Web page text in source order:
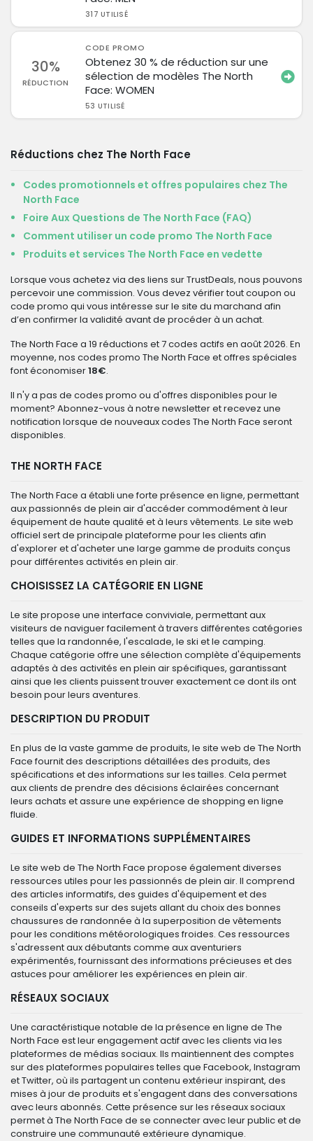
317 UTILISÉ
30%
RÉDUCTION
CODE PROMO
Obtenez 30 % de réduction sur une
sélection de modèles The North
Face: WOMEN
53 UTILISÉ
Réductions chez The North Face
Codes promotionnels et offres populaires chez The
North Face
Foire Aux Questions de The North Face (FAQ)
Comment utiliser un code promo The North Face
Produits et services The North Face en vedette
Lorsque vous achetez via des liens sur TrustDeals, nous pouvons
percevoir une commission. Vous devez vérifier tout coupon ou
code promo qui vous intéresse sur le site du marchand afin
d’en confirmer la validité avant de procéder à un achat.
The North Face a 19 réductions et 7 codes actifs en août 2026. En
moyenne, nos codes promo The North Face et offres spéciales
font économiser18€.
Il n'y a pas de codes promo ou d'offres disponibles pour le
moment? Abonnez-vous à notre newsletter et recevez une
notification lorsque de nouveaux codes The North Face seront
disponibles.
THE NORTH FACE
The North Face a établi une forte présence en ligne, permettant
aux passionnés de plein air d'accéder commodément à leur
équipement de haute qualité et à leurs vêtements. Le site web
officiel sert de principale plateforme pour les clients afin
d'explorer et d'acheter une large gamme de produits conçus
pour différentes activités en plein air.
CHOISISSEZ LA CATÉGORIE EN LIGNE
Le site propose une interface conviviale, permettant aux
visiteurs de naviguer facilement à travers différentes catégories
telles que la randonnée, l'escalade, le ski et le camping.
Chaque catégorie offre une sélection complète d'équipements
adaptés à des activités en plein air spécifiques, garantissant
ainsi que les clients puissent trouver exactement ce dont ils ont
besoin pour leurs aventures.
DESCRIPTION DU PRODUIT
En plus de la vaste gamme de produits, le site web de The North
Face fournit des descriptions détaillées des produits, des
spécifications et des informations sur les tailles. Cela permet
aux clients de prendre des décisions éclairées concernant
leurs achats et assure une expérience de shopping en ligne
fluide.
GUIDES ET INFORMATIONS SUPPLÉMENTAIRES
Le site web de The North Face propose également diverses
ressources utiles pour les passionnés de plein air. Il comprend
des articles informatifs, des guides d'équipement et des
conseils d'experts sur des sujets allant du choix des bonnes
chaussures de randonnée à la superposition de vêtements
pour les conditions météorologiques froides. Ces ressources
s'adressent aux débutants comme aux aventuriers
expérimentés, fournissant des informations précieuses et des
astuces pour améliorer les expériences en plein air.
RÉSEAUX SOCIAUX
Une caractéristique notable de la présence en ligne de The
North Face est leur engagement actif avec les clients via les
plateformes de médias sociaux. Ils maintiennent des comptes
sur des plateformes populaires telles que Facebook, Instagram
et Twitter, où ils partagent un contenu extérieur inspirant, des
mises à jour de produits et s'engagent dans des conversations
avec leurs abonnés. Cette présence sur les réseaux sociaux
permet à The North Face de se connecter avec leur public et de
construire une communauté extérieure dynamique.